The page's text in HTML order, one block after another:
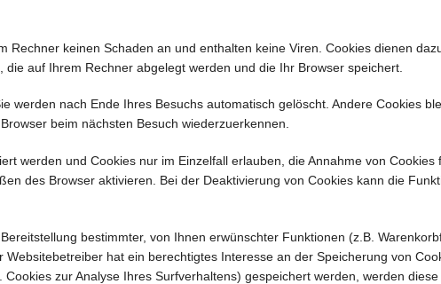
keinen Schaden an und enthalten keine Viren. Cookies dienen
auf Ihrem Rechner abgelegt werden und die Ihr Browser speichert.
werden nach Ende Ihres Besuchs automatisch gelöscht. Andere Cookies
beim nächsten Besuch wiederzuerkennen.
werden und Cookies nur im Einzelfall erlauben, die Annahme von Cookies
des Browser aktivieren. Bei der Deaktivierung von Cookies kann die
bestimmter, von Ihnen erwünschter Funktionen (z.B.
hat ein berechtigtes Interesse an der Speicherung von
zur Analyse Ihres Surfverhaltens) gespeichert werden, werden